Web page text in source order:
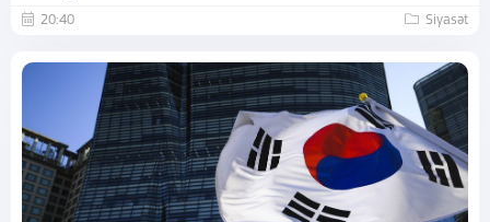
20:40 Siyasət